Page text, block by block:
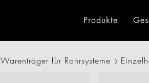
Produkte
Alle Produkte
Warenträger für Rohrsysteme